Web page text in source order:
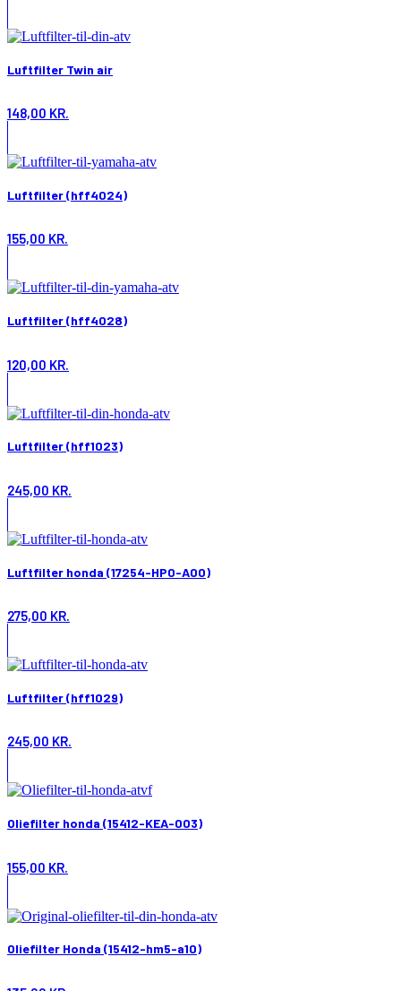
Luftfilter Twin air
148,00 KR.
Luftfilter (hff4024)
155,00 KR.
Luftfilter (hff4028)
120,00 KR.
Luftfilter (hff1023)
245,00 KR.
Luftfilter honda (17254-HP0-A00)
275,00 KR.
Luftfilter (hff1029)
245,00 KR.
Oliefilter honda (15412-KEA-003)
155,00 KR.
Oliefilter Honda (15412-hm5-a10)